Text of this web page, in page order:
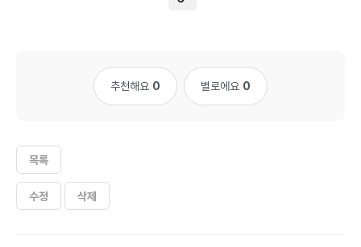
추천해요 0 별로에요 0
목록
수정 삭제